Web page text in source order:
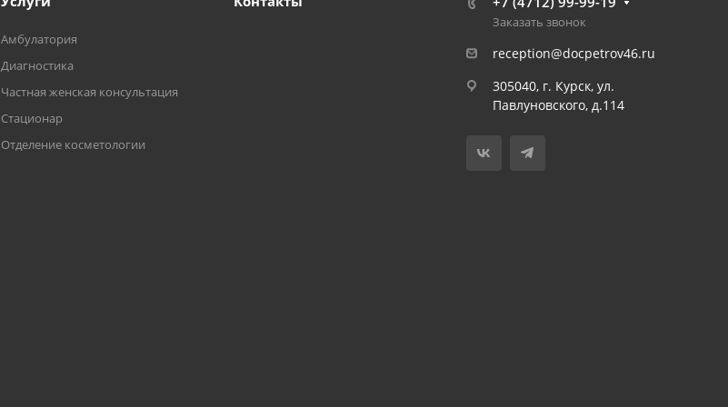
Амбулатория
Диагностика
Частная женская консультация
Стационар
Отделение косметологии
Заказать звонок
reception@docpetrov46.ru
305040, г. Курск, ул.
Павлуновского, д.114